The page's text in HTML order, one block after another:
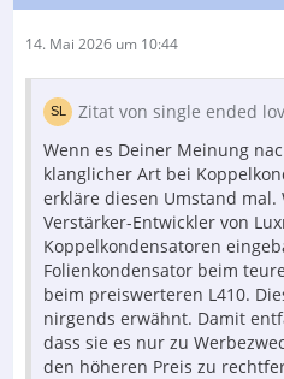
14. Mai 2026 um 10:44
Zitat von single ended
Wenn es Deiner Meinung
klanglicher Art bei
erkläre diesen Umstand mal.
Verstärker-Entwickler von
Koppelkondensatoren
Folienkondensator beim
beim preiswerteren L410.
nirgends erwähnt. Damit
dass sie es nur zu
den höheren Preis zu